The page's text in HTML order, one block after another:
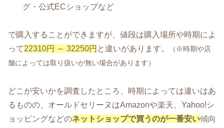
グ・公式ECショップなど
で購入することができますが、値段は購入場所や時期によ
って22310円 ～ 32250円 と違いがあります。
（※時期や店
舗によっては取り扱いが無い場合があります）
どこが安いかを調査したところ、時期によっては違いはあ
るものの、オールドセリーヌはAmazonや楽天、Yahoo!シ
ョッピングなどのネットショップで買うのが一番安い傾向